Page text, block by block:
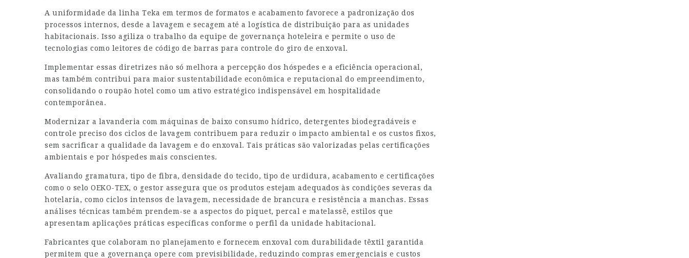
A uniformidade da linha Teka em termos de formatos e acabamento favorece a padronização dos
processos internos, desde a lavagem e secagem até a logística de distribuição para as unidades
habitacionais. Isso agiliza o trabalho da equipe de governança hoteleira e permite o uso de
tecnologias como leitores de código de barras para controle do giro de enxoval.
Implementar essas diretrizes não só melhora a percepção dos hóspedes e a eficiência operacional,
mas também contribui para maior sustentabilidade econômica e reputacional do empreendimento,
consolidando o roupão hotel como um ativo estratégico indispensável em hospitalidade
contemporânea.
Modernizar a lavanderia com máquinas de baixo consumo hídrico, detergentes biodegradáveis e
controle preciso dos ciclos de lavagem contribuem para reduzir o impacto ambiental e os custos fixos,
sem sacrificar a qualidade da lavagem e do enxoval. Tais práticas são valorizadas pelas certificações
ambientais e por hóspedes mais conscientes.
Avaliando gramatura, tipo de fibra, densidade do tecido, tipo de urdidura, acabamento e certificações
como o selo OEKO-TEX, o gestor assegura que os produtos estejam adequados às condições severas da
hotelaria, como ciclos intensos de lavagem, necessidade de brancura e resistência a manchas. Essas
análises técnicas também prendem-se a aspectos do piquet, percal e matelassê, estilos que
apresentam aplicações práticas específicas conforme o perfil da unidade habitacional.
Fabricantes que colaboram no planejamento e fornecem enxoval com durabilidade têxtil garantida
permitem que a governança opere com previsibilidade, reduzindo compras emergenciais e custos